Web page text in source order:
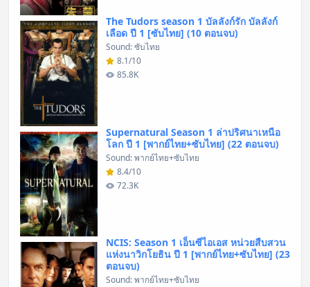
The Tudors season 1 บัลลังก์รัก บัลลังก์
เลือด ปี 1 [ซับไทย] (10 ตอนจบ)
Sound: ซับไทย
8.1/10
85.8K
Supernatural Season 1 ล่าปริศนาเหนือ
โลก ปี 1 [พากย์ไทย+ซับไทย] (22 ตอนจบ)
Sound: พากย์ไทย+ซับไทย
8.4/10
72.3K
NCIS: Season 1 เอ็นซีไอเอส หน่วยสืบสวน
แห่งนาวิกโยธิน ปี 1 [พากย์ไทย+ซับไทย] (23
ตอนจบ)
Sound: พากย์ไทย+ซับไทย